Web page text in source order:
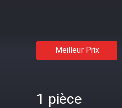
Meilleur Prix
1 pièce